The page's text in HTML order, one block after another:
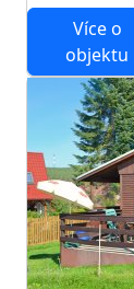
Více o
objektu